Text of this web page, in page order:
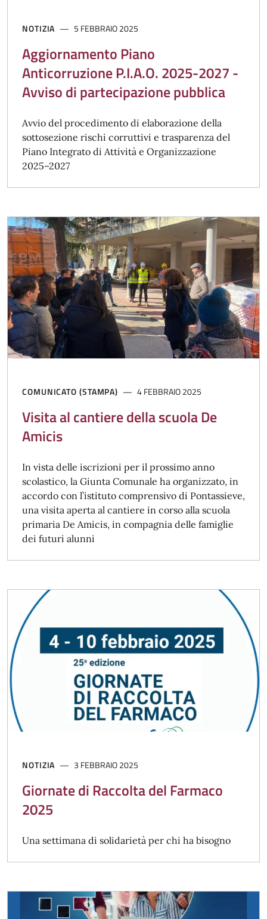
NOTIZIA 5 FEBBRAIO 2025
Aggiornamento Piano
Anticorruzione P.I.A.O. 2025-2027 -
Avviso di partecipazione pubblica
Avvio del procedimento di elaborazione della
sottosezione rischi corruttivi e trasparenza del
Piano Integrato di Attività e Organizzazione
2025–2027
COMUNICATO (STAMPA) 4 FEBBRAIO 2025
Visita al cantiere della scuola De
Amicis
In vista delle iscrizioni per il prossimo anno
scolastico, la Giunta Comunale ha organizzato, in
accordo con l’istituto comprensivo di Pontassieve,
una visita aperta al cantiere in corso alla scuola
primaria De Amicis, in compagnia delle famiglie
dei futuri alunni
NOTIZIA 3 FEBBRAIO 2025
Giornate di Raccolta del Farmaco
2025
Una settimana di solidarietà per chi ha bisogno